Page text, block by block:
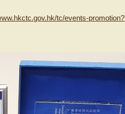
tc/events-promotion?